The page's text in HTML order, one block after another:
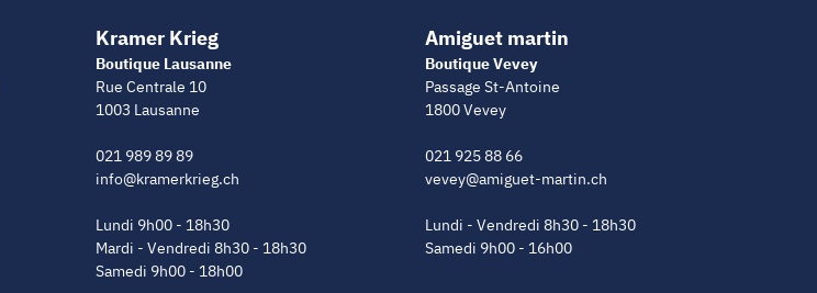
Kramer Krieg
Boutique Lausanne
Rue Centrale 10
1003 Lausanne
021 989 89 89
info@kramerkrieg.ch
Lundi 9h00 - 18h30
Mardi - Vendredi 8h30 - 18h30
Samedi 9h00 - 18h00
Amiguet martin
Boutique Vevey
Passage St-Antoine
1800 Vevey
021 925 88 66
vevey@amiguet-martin.ch
Lundi - Vendredi 8h30 - 18h30
Samedi 9h00 - 16h00